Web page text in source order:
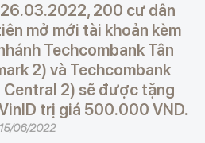
200 cư dân
mở mới tài khoản kèm
Techcombank Tân
2) và Techcombank
Central 2) sẽ được tặng
trị giá 500.000 VND.
15/06/2022